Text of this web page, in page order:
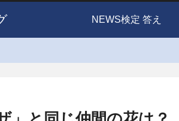
NEWS検定 答え